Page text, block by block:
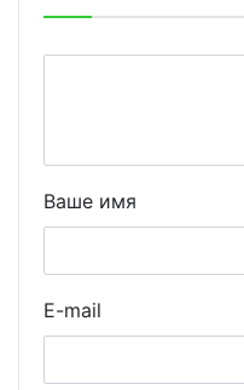
Ваше имя
E-mail